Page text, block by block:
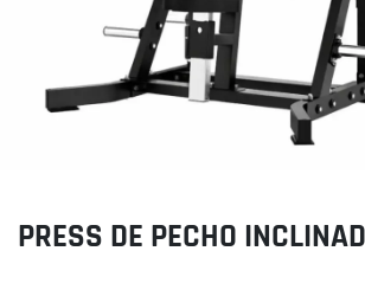
PRESS DE PECHO